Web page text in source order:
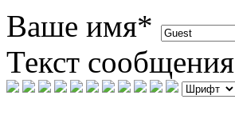
Ваше имя*
Текст сообщения